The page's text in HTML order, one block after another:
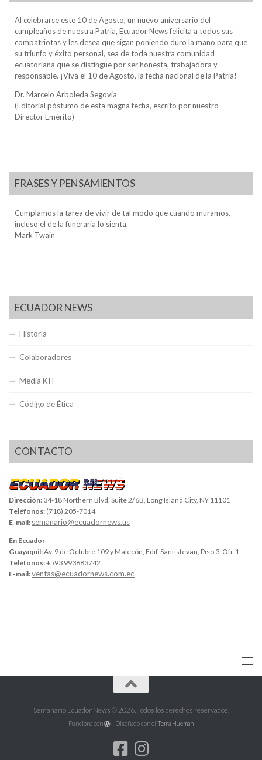
Al celebrarse este 10 de Agosto, un nuevo aniversario del
cumpleaños de nuestra Patria, Ecuador News felicita a todos sus
compatriotas y les desea que sigan poniendo duro la mano para que
su triunfo y éxito personal, sea de toda nuestra comunidad
ecuatoriana que se distingue por ser honesta, trabajadora y
responsable. ¡Viva el 10 de Agosto, la fecha nacional de la Patria!
Dr. Marcelo Arboleda Segovia
(Editorial póstumo de esta magna fecha, escrito por nuestro
Director Emérito)
FRASES Y PENSAMIENTOS
Cumplamos la tarea de vivir de tal modo que cuando muramos,
incluso el de la funeraria lo sienta.
Mark Twain
ECUADOR NEWS
Historia
Colaboradores
Media KIT
Código de Ética
CONTACTO
Dirección: 34-18 Northern Blvd, Suite 2/6B, Long Island City, NY 11101
Teléfonos: (718) 205-7014
E-mail: semanario@ecuadornews.us
En Ecuador
Guayaquil:Av. 9 de Octubre 109 y Malecón, Edif. Santistevan, Piso 3, Ofi. 1
Teléfonos:+593 993683742
E-mail:ventas@ecuadornews.com.ec
Semanario Ecuador News © 2026. Todos los derechos reservados.
Funciona con - Diseñado con el Tema Hueman